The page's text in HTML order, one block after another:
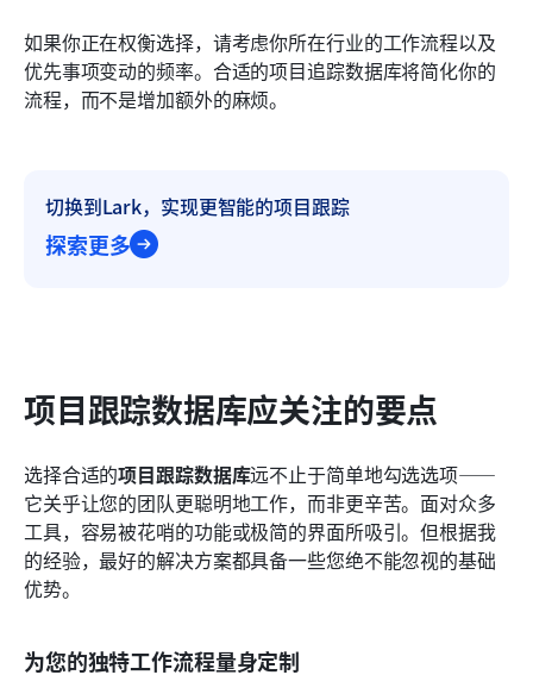
如果你正在权衡选择，请考虑你所在行业的工作流程以及
优先事项变动的频率。合适的项目追踪数据库将简化你的
流程，而不是增加额外的麻烦。
切换到Lark，实现更智能的项目跟踪
探索更多
项目跟踪数据库应关注的要点
选择合适的项目跟踪数据库远不止于简单地勾选选项——
它关乎让您的团队更聪明地工作，而非更辛苦。面对众多
工具，容易被花哨的功能或极简的界面所吸引。但根据我
的经验，最好的解决方案都具备一些您绝不能忽视的基础
优势。
为您的独特工作流程量身定制